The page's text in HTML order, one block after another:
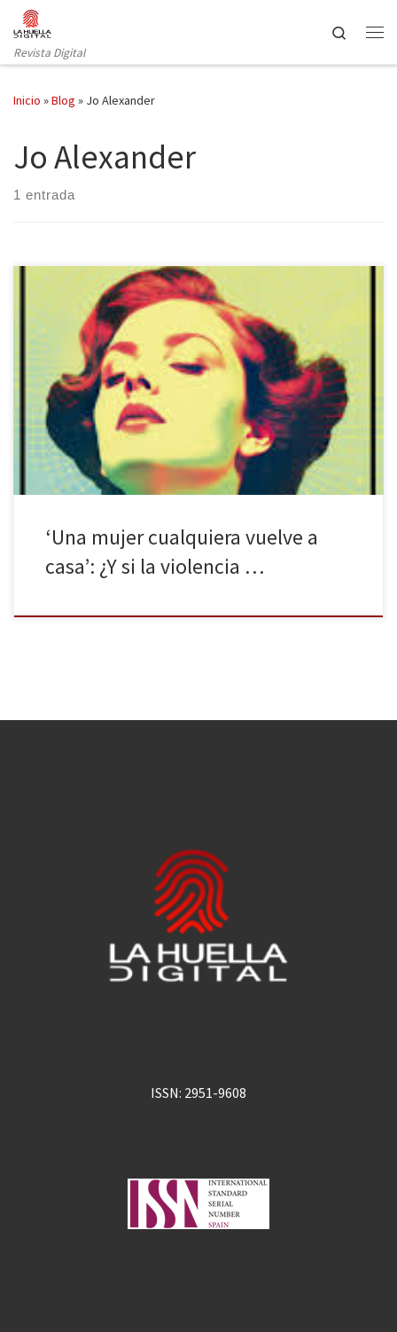
Saltar al contenido
Revista Digital
Search
Inicio »Blog » Jo Alexander
Jo Alexander
1 entrada
«Ninguna mujer sería capaz de matar a nadie y, menos aún, a los
hijos de los demás». La editorial Al Revés publica Una mujer
cualquiera vuelve a casa, el cuarto libro en solitario de la escritora
Jo Alexander, que presenta diez relatos muy distintos, pero
unidos por el mismo el […]
‘Una mujer cualquiera vuelve a
casa’: ¿Y si la violencia …
ISSN: 2951-9608